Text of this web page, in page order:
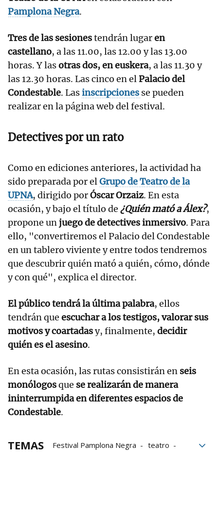
Pamplona Negra.
Tres de las sesionestendrán lugaren
castellano, a las 11.00, las 12.00 y las 13.00
horas. Y lasotras dos, en euskera, a las 11.30 y
las 12.30 horas. Las cinco en elPalacio del
Condestable. Lasinscripciones se pueden
realizar en la página web del festival.
Detectives por un rato
Como en ediciones anteriores, la actividad ha
sido preparada por elGrupo de Teatro de la
UPNA, dirigido porÓscar Orzaiz. En esta
ocasión, y bajo el título de ¿Quién mató a Álex?,
propone unjuego de detectives inmersivo. Para
ello, "convertiremos el Palacio del Condestable
en un tablero viviente y entre todos tendremos
que descubrir quién mató a quién, cómo, dónde
y con qué", explica el director.
El público tendrá la última palabra, ellos
tendrán que escuchar a los testigos, valorar sus
motivos y coartadasy, finalmente, decidir
quién es el asesino.
En esta ocasión, las rutas consistirán en seis
monólogosque se realizarán de manera
ininterrumpida en diferentes espacios de
Condestable.
TEMAS Festival Pamplona Negra
teatro